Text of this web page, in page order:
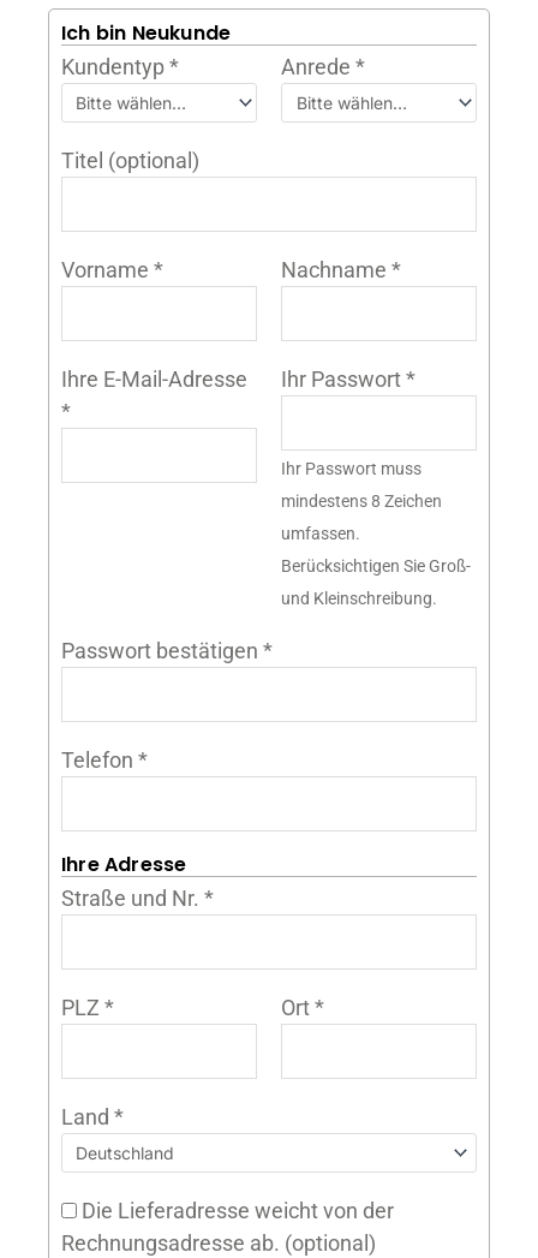
Ich bin Neukunde
Kundentyp* Anrede*
Titel (optional)
Vorname * Nachname*
Ihre E-Mail-Adresse
*
Ihr Passwort*
Ihr Passwort muss
mindestens 8 Zeichen
umfassen.
Berücksichtigen Sie Groß-
und Kleinschreibung.
Passwort bestätigen *
Telefon *
Ihre Adresse
Straße und Nr. *
PLZ * Ort*
Land *
Die Lieferadresse weicht von der
Rechnungsadresse ab. (optional)